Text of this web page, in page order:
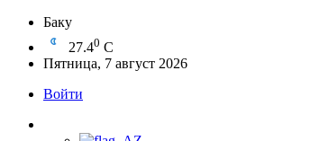
Баку
27.40 C
Пятница, 7 август 2026
Войти